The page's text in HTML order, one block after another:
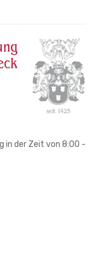
in der Zeit von 8:00 -